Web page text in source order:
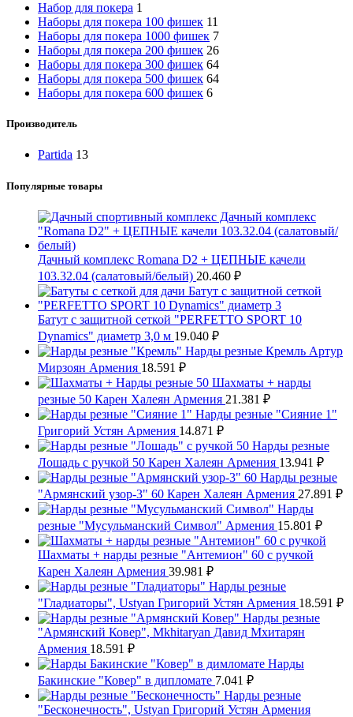
Набор для покера 1
Наборы для покера 100 фишек 11
Наборы для покера 1000 фишек 7
Наборы для покера 200 фишек 26
Наборы для покера 300 фишек 64
Наборы для покера 500 фишек 64
Наборы для покера 600 фишек 6
Производитель
Partida 13
Популярные товары
Дачный комплекс Romana D2 + ЦЕПНЫЕ качели
103.32.04 (салатовый/белый) 20.460 ₽
Батут с защитной сеткой "PERFETTO SPORT 10
Dynamics" диаметр 3,0 м 19.040 ₽
Нарды резные Кремль Артур
Мирзоян Армения 18.591 ₽
Шахматы + нарды
резные 50 Карен Халеян Армения 21.381 ₽
Нарды резные "Сияние 1"
Григорий Устян Армения 14.871 ₽
Нарды резные
Лошадь с ручкой 50 Карен Халеян Армения 13.941 ₽
Нарды резные
"Армянский узор-3" 60 Карен Халеян Армения 27.891 ₽
Нарды
резные "Мусульманский Символ" Армения 15.801 ₽
Шахматы + нарды резные "Антемион" 60 с ручкой
Карен Халеян Армения 39.981 ₽
Нарды резные
"Гладиаторы", Ustyan Григорий Устян Армения 18.591 ₽
Нарды резные
"Армянский Ковер", Mkhitaryan Давид Мхитарян
Армения 18.591 ₽
Нарды
Бакинские "Ковер" в дипломате 7.041 ₽
Нарды резные
"Бесконечность", Ustyan Григорий Устян Армения